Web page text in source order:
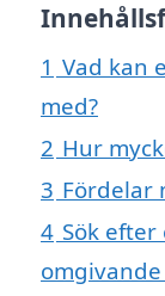
1 Vad kan
med?
2 Hur
3 Fördelar
4 Sök